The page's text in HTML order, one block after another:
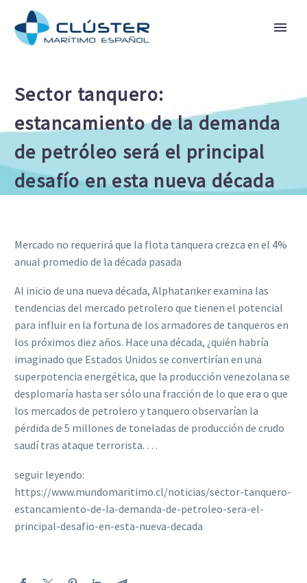
Sector tanquero:
estancamiento de la demanda
de petróleo será el principal
desafío en esta nueva década
Mercado no requerirá que la flota tanquera crezca en el 4%
anual promedio de la década pasada
Al inicio de una nueva década, Alphatanker examina las
tendencias del mercado petrolero que tienen el potencial
para influir en la fortuna de los armadores de tanqueros en
los próximos diez años. Hace una década, ¿quién habría
imaginado que Estados Unidos se convertirían en una
superpotencia energética, que la producción venezolana se
desplomaría hasta ser sólo una fracción de lo que era o que
los mercados de petrolero y tanquero observarían la
pérdida de 5 millones de toneladas de producción de crudo
saudí tras ataque terrorista. …
seguir leyendo:
https://www.mundomaritimo.cl/noticias/sector-tanquero-
estancamiento-de-la-demanda-de-petroleo-sera-el-
principal-desafio-en-esta-nueva-decada